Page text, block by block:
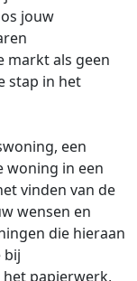
jouw
markt als geen
stap in het
een
woning in een
vinden van de
wensen en
die hieraan
bij
papierwerk,